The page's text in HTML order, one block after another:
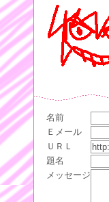
名前
Ｅメール
ＵＲＬ
題名
メッセージ